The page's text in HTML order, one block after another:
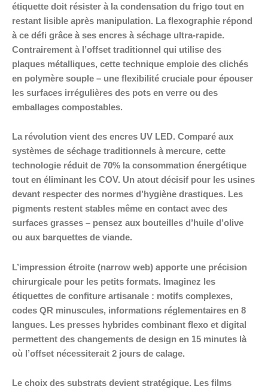
étiquette doit résister à la condensation du frigo tout en
restant lisible après manipulation. La flexographie répond
à ce défi grâce à ses encres à séchage ultra-rapide.
Contrairement à l’offset traditionnel qui utilise des
plaques métalliques, cette technique emploie des clichés
en polymère souple – une flexibilité cruciale pour épouser
les surfaces irrégulières des pots en verre ou des
emballages compostables.
La révolution vient des encres UV LED. Comparé aux
systèmes de séchage traditionnels à mercure, cette
technologie réduit de 70% la consommation énergétique
tout en éliminant les COV. Un atout décisif pour les usines
devant respecter des normes d’hygiène drastiques. Les
pigments restent stables même en contact avec des
surfaces grasses – pensez aux bouteilles d’huile d’olive
ou aux barquettes de viande.
L’impression étroite (narrow web) apporte une précision
chirurgicale pour les petits formats. Imaginez les
étiquettes de confiture artisanale : motifs complexes,
codes QR minuscules, informations réglementaires en 8
langues. Les presses hybrides combinant flexo et digital
permettent des changements de design en 15 minutes là
où l’offset nécessiterait 2 jours de calage.
Le choix des substrats devient stratégique. Les films